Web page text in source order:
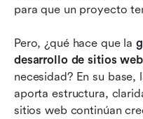
para que un proyecto
Pero, ¿qué hace que la
desarrollo de sitios web
necesidad? En su
aporta estructura,
sitios web continúan
Métricas esenciales
Adaptando la
ajustarse a tu
Conclusión